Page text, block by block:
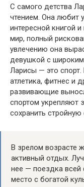
С самого детства
чтением. Она любит
интересной книгой
мир, полный
увлечению она
девушкой с
Ларисы — это спорт.
атлетика, фитнес и
развивающие
спортом укрепляют
сохранить стройную
В зрелом возрасте
активный отдых.
нее — поездка всей
место с богатой